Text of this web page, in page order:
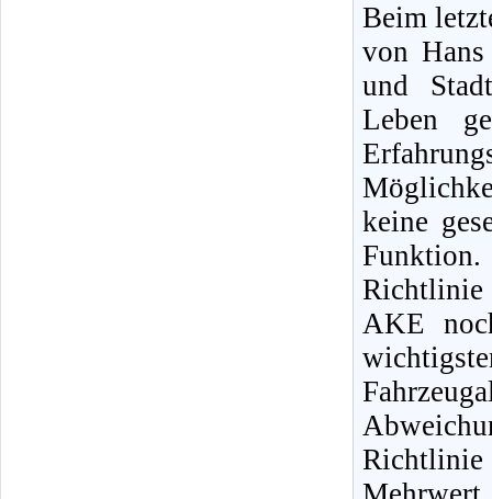
Beim
von
und
Leben
keine
AKE
Richtlinie